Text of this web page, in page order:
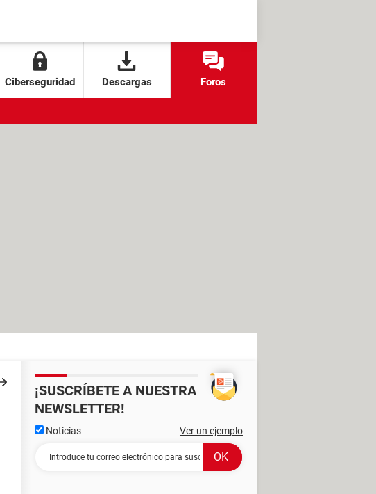
Ciberseguridad Descargas Foros
¡SUSCRÍBETE A NUESTRA
NEWSLETTER!
Noticias Ver un ejemplo